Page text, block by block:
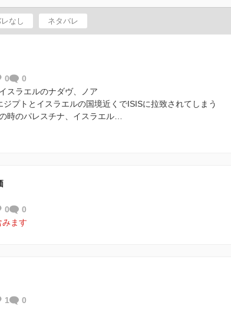
なし ネタバレ
0
0
スラエルのナダヴ、ノア
プトとイスラエルの国境近くでISISに拉致されてしまう
時のパレスチナ、イスラエル…
0
0
みます
1
0